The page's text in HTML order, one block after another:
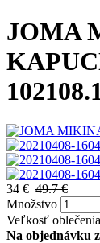
JOMA
34 € 49.7 €
Množstvo
Veľkosť oblečenia
Na objednávku